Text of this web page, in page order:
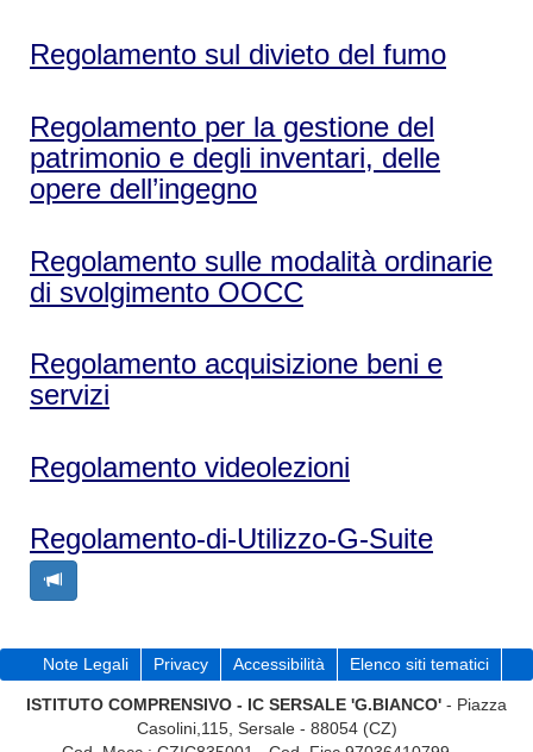
Regolamento sul divieto del fumo
Regolamento per la gestione del
patrimonio e degli inventari, delle
opere dell’ingegno
Regolamento sulle modalità ordinarie
di svolgimento OOCC
Regolamento acquisizione beni e
servizi
Regolamento videolezioni
Regolamento-di-Utilizzo-G-Suite
Note Legali Privacy Accessibilità Elenco siti tematici
ISTITUTO COMPRENSIVO - IC SERSALE 'G.BIANCO' - Piazza
Casolini,115, Sersale - 88054 (CZ)